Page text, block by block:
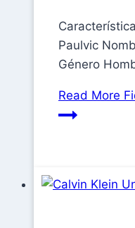
Paulvic
Género
Read More